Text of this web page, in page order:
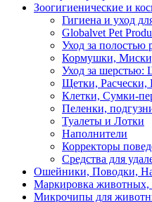
Зоогигиенические и
Гигиена и уход
Globalvet Pet
Уход за полостью
Кормушки,
Уход за
Щетки, Расчески,
Клетки, Сумки-
Пеленки,
Туалеты и Лотки
Наполнители
Корректоры
Средства для
Ошейники, Поводки,
Маркировка
Микрочипы для